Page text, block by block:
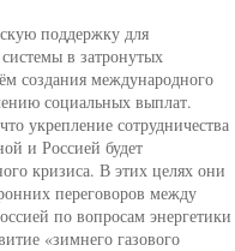
поддержку для
в затронутых
создания международного
социальных выплат.
укрепление сотрудничества
и Россией будет
кризиса. В этих целях они
переговоров между
по вопросам энергетики
«зимнего газового